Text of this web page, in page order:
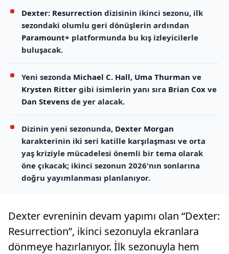
Dexter: Resurrection dizisinin ikinci sezonu, ilk
sezondaki olumlu geri dönüşlerin ardından
Paramount+ platformunda bu kış izleyicilerle
buluşacak.
Yeni sezonda Michael C. Hall, Uma Thurman ve
Krysten Ritter gibi isimlerin yanı sıra Brian Cox ve
Dan Stevens de yer alacak.
Dizinin yeni sezonunda, Dexter Morgan
karakterinin iki seri katille karşılaşması ve orta
yaş kriziyle mücadelesi önemli bir tema olarak
öne çıkacak; ikinci sezonun 2026'nın sonlarına
doğru yayımlanması planlanıyor.
Dexter evreninin devam yapımı olan “Dexter:
Resurrection”, ikinci sezonuyla ekranlara
dönmeye hazırlanıyor. İlk sezonuyla hem